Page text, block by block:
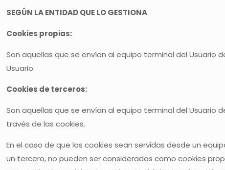
SEGÚN LA ENTIDAD QUE LO GESTIONA
Cookies propias:
Son aquellas que se envían al equipo terminal del
Usuario.
Cookies de terceros:
Son aquellas que se envían al equipo terminal del
través de las cookies.
En el caso de que las cookies sean servidas desde un
un tercero, no pueden ser consideradas como cookies